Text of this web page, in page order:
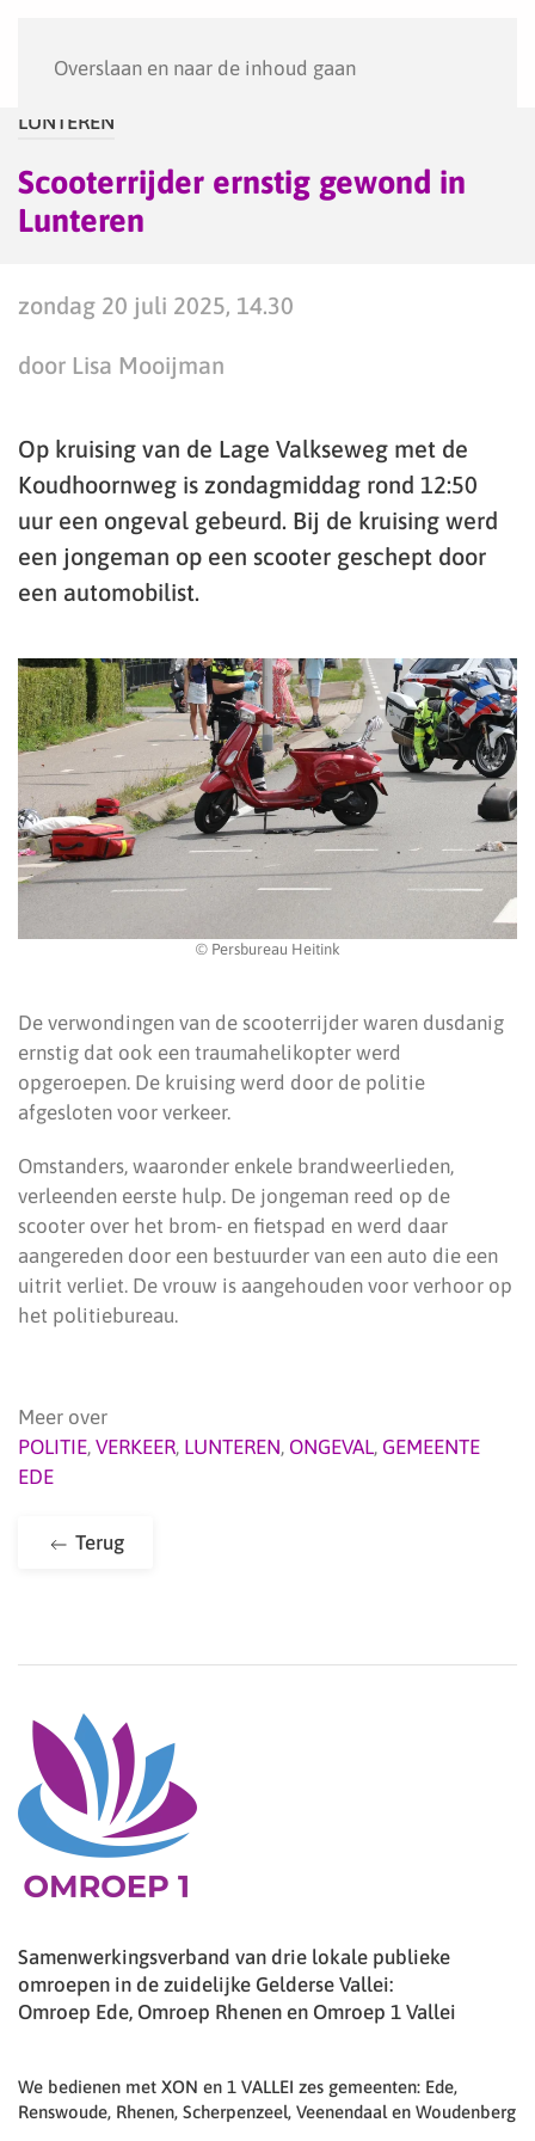
Overslaan en naar de inhoud gaan
LUNTEREN
Scooterrijder ernstig gewond in
Lunteren
zondag 20 juli 2025, 14.30
door Lisa Mooijman
Op kruising van de Lage Valkseweg met de
Koudhoornweg is zondagmiddag rond 12:50
uur een ongeval gebeurd. Bij de kruising werd
een jongeman op een scooter geschept door
een automobilist.
© Persbureau Heitink
De verwondingen van de scooterrijder waren dusdanig
ernstig dat ook een traumahelikopter werd
opgeroepen. De kruising werd door de politie
afgesloten voor verkeer.
Omstanders, waaronder enkele brandweerlieden,
verleenden eerste hulp. De jongeman reed op de
scooter over het brom- en fietspad en werd daar
aangereden door een bestuurder van een auto die een
uitrit verliet. De vrouw is aangehouden voor verhoor op
het politiebureau.
Meer over
POLITIE, VERKEER, LUNTEREN, ONGEVAL, GEMEENTE
EDE
Terug
Samenwerkingsverband van drie lokale publieke
omroepen in de zuidelijke Gelderse Vallei:
Omroep Ede, Omroep Rhenen en Omroep 1 Vallei
We bedienen met XON en 1 VALLEI zes gemeenten: Ede,
Renswoude, Rhenen, Scherpenzeel, Veenendaal en Woudenberg